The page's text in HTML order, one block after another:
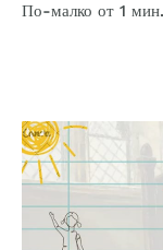
По-малко от 1 мин.